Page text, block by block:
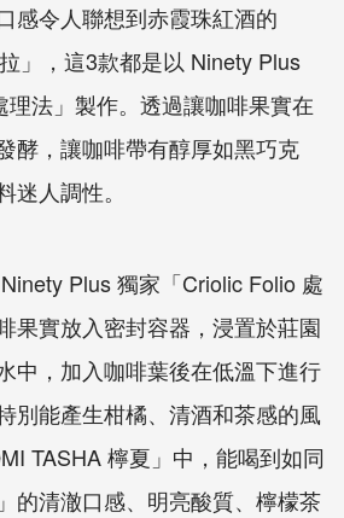
感令人聯想到赤霞珠紅酒的
」，這3款都是以 Ninety Plus
法」製作。透過讓咖啡果實在
酵，讓咖啡帶有醇厚如黑巧克
迷人調性。
Plus 獨家「Criolic Folio 處
果實放入密封容器，浸置於莊園
中，加入咖啡葉後在低溫下進行
別能產生柑橘、清酒和茶感的風
TASHA 檸夏」中，能喝到如同
的清澈口感、明亮酸質、檸檬茶